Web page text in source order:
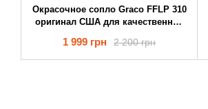
Окрасочное cопло Graco FFLP 310
оригинал США для качественной
2 200 грн
1 999 грн